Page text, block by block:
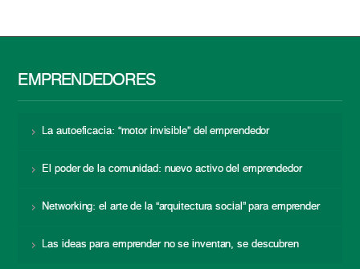
EMPRENDEDORES
La autoeficacia: “motor invisible” del emprendedor
El poder de la comunidad: nuevo activo del emprendedor
Networking: el arte de la “arquitectura social” para emprender
Las ideas para emprender no se inventan, se descubren